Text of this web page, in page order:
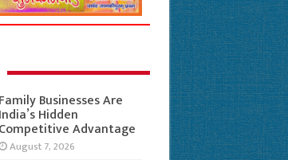
Family Businesses Are
India’s Hidden
Competitive Advantage
August 7, 2026